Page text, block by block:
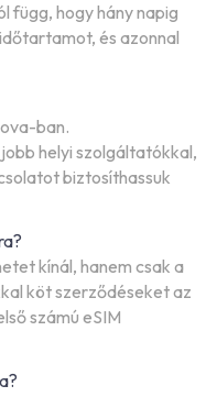
függ, hogy hány napig
és azonnal
ban.
helyi szolgáltatókkal,
biztosíthassuk
kínál, hanem csak a
köt szerződéseket az
számú eSIM